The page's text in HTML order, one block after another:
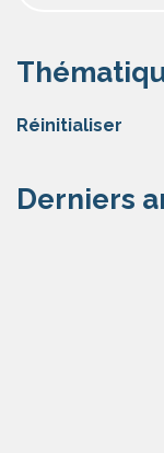
Réinitialiser
Derniers